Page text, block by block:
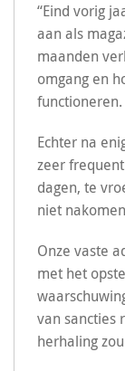
“Eind vorig
aan als
maanden
omgang en
functioneren.
Echter na
zeer
dagen, te
niet
Onze vaste
met het
van sancties
herhaling